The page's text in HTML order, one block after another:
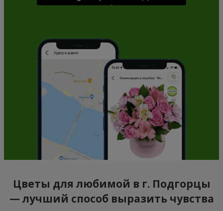
Цветы для любимой в г. Подгорцы
— лучший способ выразить чувства